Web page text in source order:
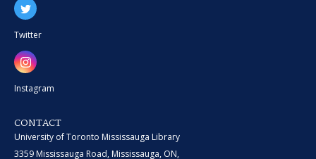
Twitter
Instagram
CONTACT
University of Toronto Mississauga Library
3359 Mississauga Road, Mississauga, ON,